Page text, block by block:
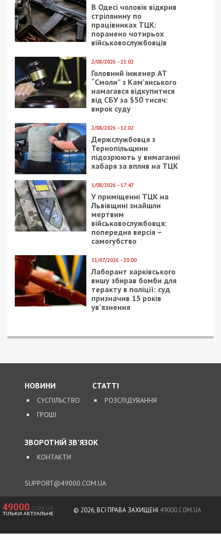
В Одесі чоловік відкрив
стрілянину по
працівниках ТЦК:
поранено чотирьох
військовослужбовців
2/08/2026 - 21:02
Головний інженер АТ
“Смоли” з Кам’янського
намагався відкупитися
від СБУ за $50 тисяч:
вирок суду
2/08/2026 - 12:02
Держслужбовця з
Тернопільщини
підозрюють у вимаганні
хабаря за вплив на ТЦК
1/08/2026 - 17:47
У приміщенні ТЦК на
Львівщині знайшли
мертвим
військовослужбовця:
попередня версія –
самогубство
31/07/2026 - 20:00
Лаборант харківського
вишу збирав бомби для
теракту в поліції: суд
призначив 15 років
ув’язнення
НОВИНИ
СУСПІЛЬСТВО
ГРОШІ
СТАТТІ
РОЗСЛІДУВАННЯ
ЗВОРОТНІЙ ЗВ’ЯЗОК
КОНТАКТИ
SUPPORT@49000.COM.UA
© 2026, ВСІ ПРАВА ЗАХИЩЕНІ 49000.COM.UA